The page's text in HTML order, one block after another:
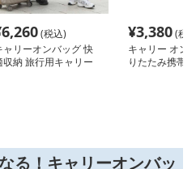
6,260(税込)
ャリーオンバッグ 快
収納 旅行用キャリー
¥3,380(税
キャリー オン
りたたみ携帯
る！キャリーオンバッ